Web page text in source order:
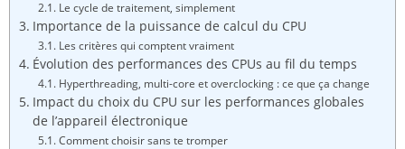
Le cycle de traitement, simplement
Importance de la puissance de calcul du CPU
Les critères qui comptent vraiment
Évolution des performances des CPUs au fil du temps
Hyperthreading, multi-core et overclocking : ce que ça change
Impact du choix du CPU sur les performances globales
de l’appareil électronique
Comment choisir sans te tromper